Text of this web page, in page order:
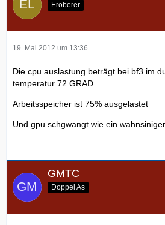
Eroberer
19. Mai 2012 um 13:36
Die cpu auslastung beträgt bei bf3 im
temperatur 72 GRAD
Arbeitsspeicher ist 75% ausgelastet
Und gpu schgwangt wie ein
GMTC
Doppel As